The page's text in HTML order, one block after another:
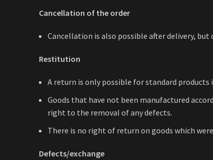
Cancellation of the order
Cancellation is also possible after delivery,
Restitution
A return is only possible for standard products
Goods that have not been manufactured
right to the removal of any defects.
There is no right of return on goods which
Defects/exchange